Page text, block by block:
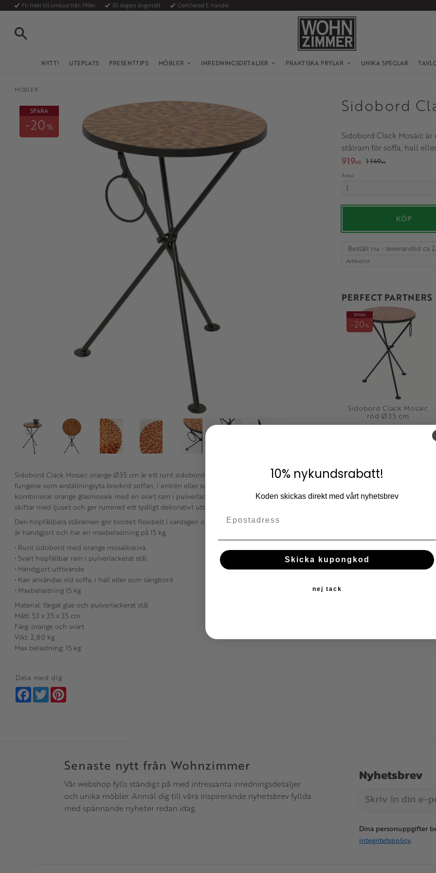
Fri frakt till ombud från 799kr 30 dagars ångerrätt Certifierad E-handel
NYTT! UTEPLATS PRESENTTIPS MÖBLER INREDNINGSDETALJER PRAKTISKA PRYLAR UNIKA SPEGLAR
MÖBLER
Sidobord
Sidobord Clack Mosaic
stålram för soffa, hall
SPARA
20 %
Nedsatt pris:
919KR Ordinarie pris:
1 149KR
Antal
KÖP
Beställ nu - leveranstid ca
Artikelnr
PERFECT PARTNERS
Sidobord Clack Mosaic
röd Ø35 cm
SPARA
20%
KÖP
Sidobord Clack Mosaic orange Ø35 cm är ett runt sidobord för vardagsrum, hall eller sovrum. Det
fungerar som avställningsyta bredvid soffan, i entrén eller som ett ovanligt sängbord.Designen
kombinerar orange glasmosaik med en svart ram i pulverlackerat stål. Den blanka mosaikytan
skiftar med ljuset och ger rummet ett tydligt dekorativt uttryck.
Den hopfällbara stålramen gör bordet flexibelt i vardagen och enkelt att flytta vid behov. Bordet
är handgjort och har en maxbelastning på 15 kg.
• Runt sidobord med orange mosaikskiva
• Svart hopfällbar ram i pulverlackerat stål
• Handgjort utförande
• Kan användas vid soffa, i hall eller som sängbord
• Maxbelastning 15 kg
Material: färgat glas och pulverlackerat stål
Mått: 53 x 35 x 35 cm
Färg: orange och svart
Vikt: 2,80 kg
Max belastning: 15 kg
Dela med dig
Facebook
Twitter
Senaste nytt från Wohnzimmer
Vår webshop fylls ständigt på med intressanta inredningsdetaljer
och unika möbler. Anmäl dig till våra inspirerande nyhetsbrev fyllda
med spännande nyheter redan idag.
Nyhetsbrev
Dina personuppgifter
integritetspolicy.
10% nykundsrabatt!
Koden skickas direkt med vårt nyhetsbrev
Skicka kupongkod
nej tack